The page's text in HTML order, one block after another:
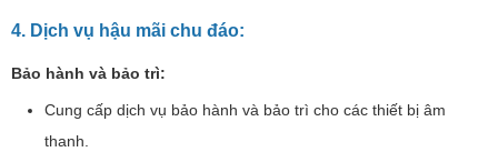
4. Dịch vụ hậu mãi chu đáo:
Bảo hành và bảo trì:
Cung cấp dịch vụ bảo hành và bảo trì cho các thiết bị âm
thanh.